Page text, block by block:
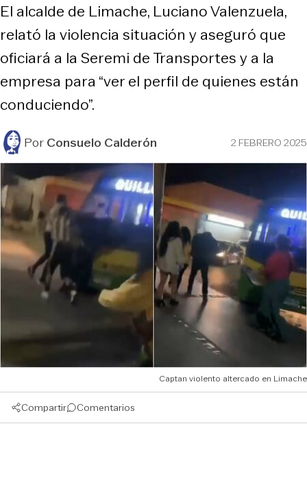
El alcalde de Limache, Luciano Valenzuela,
relató la violencia situación y aseguró que
oficiará a la Seremi de Transportes y a la
empresa para “ver el perfil de quienes están
conduciendo”.
PorConsuelo Calderón 2 FEBRERO 2025
Captan violento altercado en Limache
Compartir Comentarios